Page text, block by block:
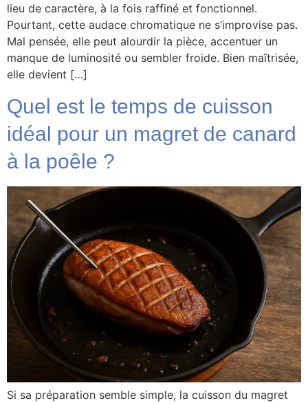
lieu de caractère, à la fois raffiné et fonctionnel.
Pourtant, cette audace chromatique ne s’improvise pas.
Mal pensée, elle peut alourdir la pièce, accentuer un
manque de luminosité ou sembler froide. Bien maîtrisée,
elle devient […]
Quel est le temps de cuisson
idéal pour un magret de canard
à la poêle ?
Si sa préparation semble simple, la cuisson du magret